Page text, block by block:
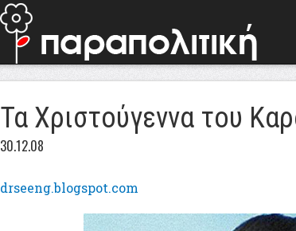
Τα Χριστούγεννα του
30.12.08
drseeng.blogspot.com